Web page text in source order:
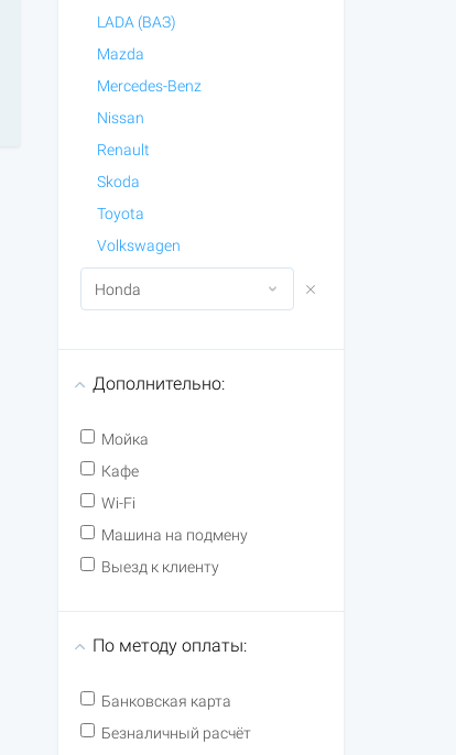
LADA (ВАЗ)
Mazda
Mercedes-Benz
Nissan
Renault
Skoda
Toyota
Volkswagen
Дополнительно:
Мойка
Кафе
Wi-Fi
Машина на подмену
Выезд к клиенту
По методу оплаты:
Банковская карта
Безналичный расчёт